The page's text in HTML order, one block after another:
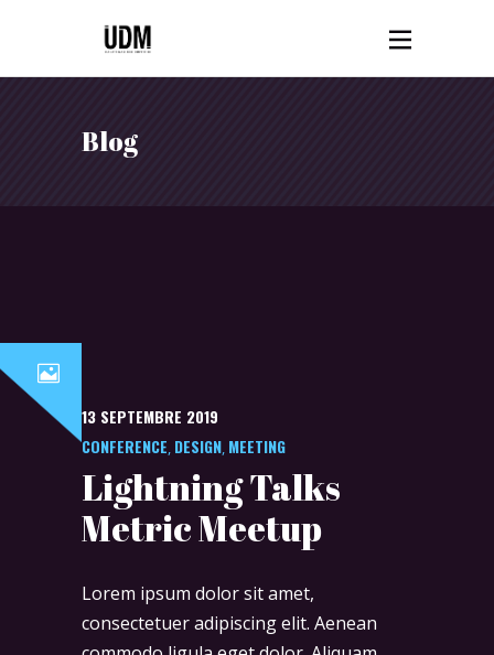
Blog
13 SEPTEMBRE 2019
CONFERENCE, DESIGN, MEETING
Lightning Talks
Metric Meetup
Lorem ipsum dolor sit amet,
consectetuer adipiscing elit. Aenean